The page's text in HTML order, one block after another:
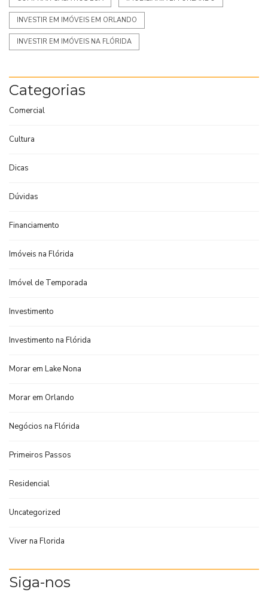
INVESTIR EM IMÓVEIS EM ORLANDO
INVESTIR EM IMÓVEIS NA FLÓRIDA
Categorias
Comercial
Cultura
Dicas
Dúvidas
Financiamento
Imóveis na Flórida
Imóvel de Temporada
Investimento
Investimento na Flórida
Morar em Lake Nona
Morar em Orlando
Negócios na Flórida
Primeiros Passos
Residencial
Uncategorized
Viver na Florida
Siga-nos